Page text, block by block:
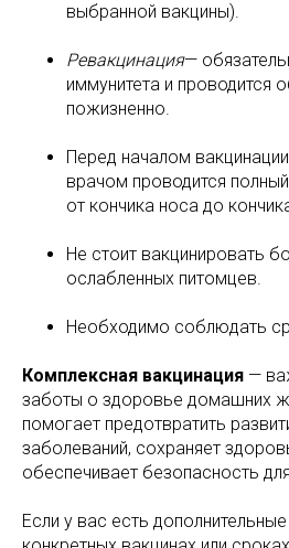
выбранной вакцины).
Ревакцинация—
иммунитета и проводится
пожизненно.
Перед началом
врачом проводится
от кончика носа до
Не стоит вакцинировать
ослабленных питомцев.
Необходимо соблюдать
Комплексная вакцинация —
заботы о здоровье домашних
помогает предотвратить
заболеваний, сохраняет
обеспечивает безопасность
Если у вас есть